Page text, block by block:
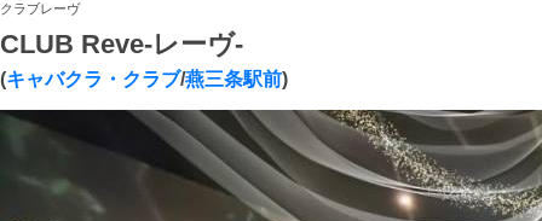
クラブレーヴ
CLUB Reve-レーヴ-
(キャバクラ・クラブ/燕三条駅前)